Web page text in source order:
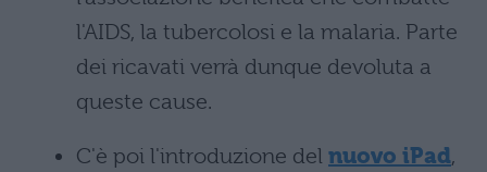
l'AIDS, la tubercolosi e la malaria. Parte
dei ricavati verrà dunque devoluta a
queste cause.
C'è poi l'introduzione del nuovo iPad,